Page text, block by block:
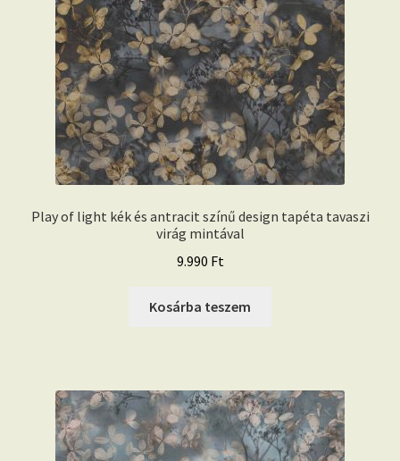
Play of light kék és antracit színű design tapéta tavaszi
virág mintával
9.990 Ft
Kosárba teszem